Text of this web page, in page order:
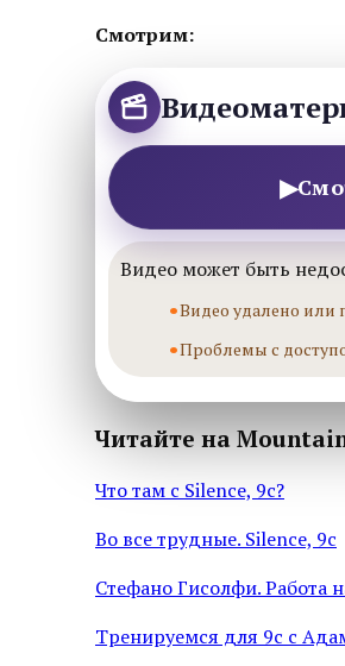
Смотрим:
▶
Видео может быть
Видео удалено или
Проблемы с
Читайте на
Что там с Silence, 9c?
Во все трудные. Silence, 9c
Стефано Гисолфи. Работа
Тренируемся для 9c с